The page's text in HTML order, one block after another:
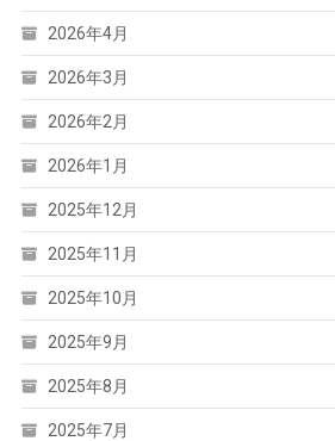
2026年4月
2026年3月
2026年2月
2026年1月
2025年12月
2025年11月
2025年10月
2025年9月
2025年8月
2025年7月